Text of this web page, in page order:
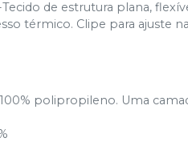
Tecido de estrutura plana,
térmico. Clipe para ajuste
100% polipropileno. Uma